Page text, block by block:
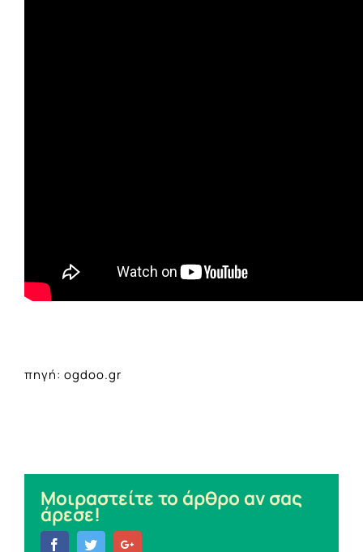
πηγή: ogdoo.gr
Μοιραστείτε το άρθρο αν σας
άρεσε!
FacebookTwitter